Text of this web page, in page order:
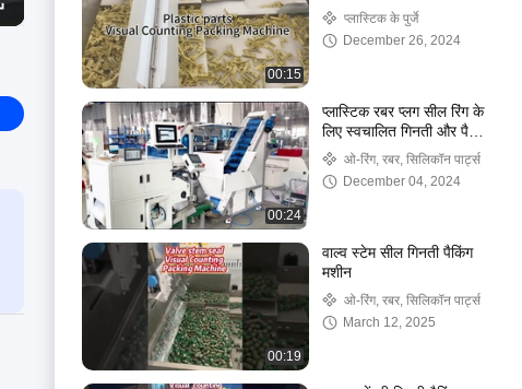
00:15
काउंटर 500 किलो क्षमता
प्लास्टिक के पुर्जे
December 26, 2024
00:24
प्लास्टिक रबर प्लग सील रिंग के
लिए स्वचालित गिनती और पैकिंग
मशीनओ-रिंग, रबर, सिलिकॉन पार्ट्स
December 04, 2024
00:19
वाल्व स्टेम सील गिनती पैकिंग
मशीन
ओ-रिंग, रबर, सिलिकॉन पार्ट्स
March 12, 2025